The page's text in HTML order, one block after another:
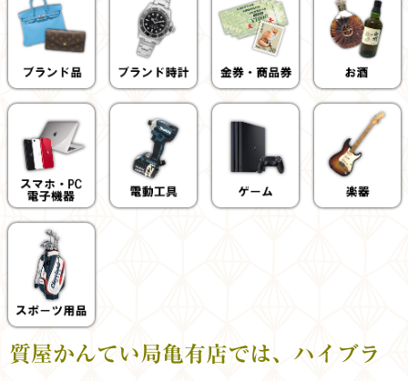
質屋かんてい局亀有店では、ハイブラ